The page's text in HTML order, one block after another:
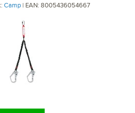
Camp | EAN: 8005436054667